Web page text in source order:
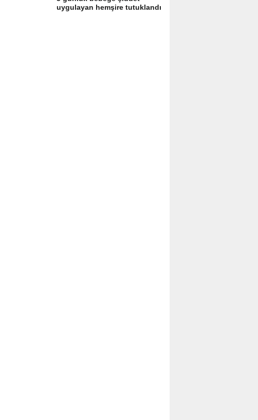
uygulayan hemşire tutuklandı